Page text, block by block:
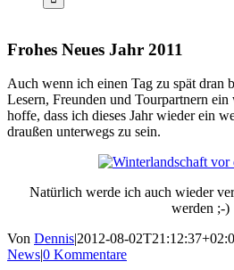
Frohes Neues Jahr 2011
Auch wenn ich einen Tag zu spät dran
Lesern, Freunden und Tourpartnern
hoffe, dass ich dieses Jahr wieder ein
draußen unterwegs zu sein.
Natürlich werde ich auch wieder
werden ;-)
Von Dennis|2012-08-
News|0 Kommentare